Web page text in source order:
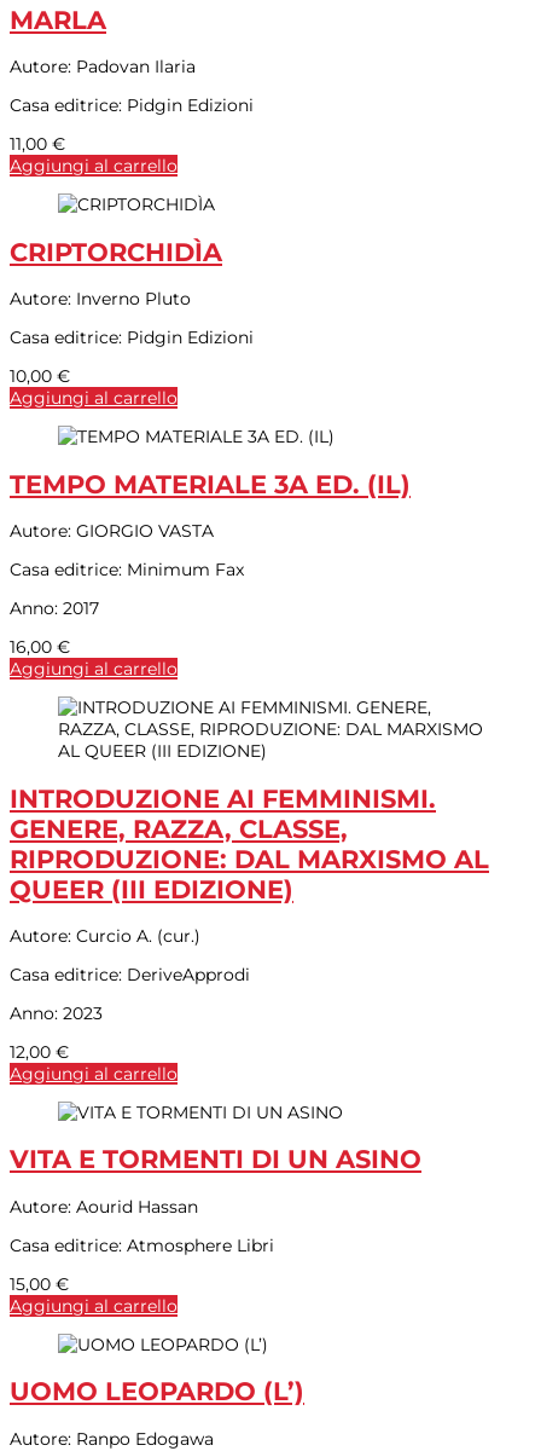
MARLA
Autore: Padovan Ilaria
Casa editrice: Pidgin Edizioni
11,00 €
Aggiungi al carrello
CRIPTORCHIDÌA
Autore: Inverno Pluto
Casa editrice: Pidgin Edizioni
10,00 €
Aggiungi al carrello
TEMPO MATERIALE 3A ED. (IL)
Autore: GIORGIO VASTA
Casa editrice: Minimum Fax
Anno: 2017
16,00 €
Aggiungi al carrello
INTRODUZIONE AI FEMMINISMI.
GENERE, RAZZA, CLASSE,
RIPRODUZIONE: DAL MARXISMO AL
QUEER (III EDIZIONE)
Autore: Curcio A. (cur.)
Casa editrice: DeriveApprodi
Anno: 2023
12,00 €
Aggiungi al carrello
VITA E TORMENTI DI UN ASINO
Autore: Aourid Hassan
Casa editrice: Atmosphere Libri
15,00 €
Aggiungi al carrello
UOMO LEOPARDO (L’)
Autore: Ranpo Edogawa